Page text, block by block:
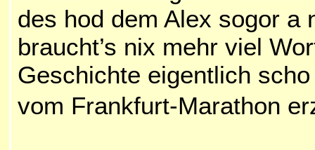
des hod dem Alex sogor a
braucht’s nix mehr viel
Geschichte eigentlich
vom Frankfurt-Marathon